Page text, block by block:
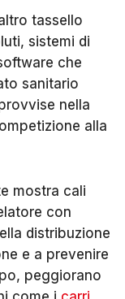
tassello
sistemi di
che
sanitario
nella
alla
mostra cali
con
distribuzione
e a prevenire
peggiorano